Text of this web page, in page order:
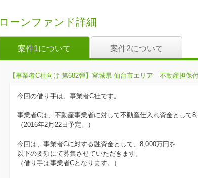
ローンファンド詳細
案件1について 案件2について
【事業者C社向け 第682弾】宮城県 仙台市エリア 不動産担保
今回の借り手は、事業者C社です。
事業者Cは、不動産事業者に対して不動産仕入れ資金として
（2016年2月22日予定。）
今回は、事業者Cに対する融資金として、8,000万円を
以下の要領にて募集させていただきます。
（借り手は事業者Cとなります。）